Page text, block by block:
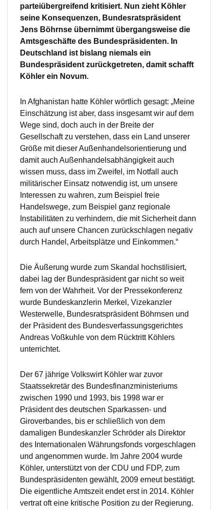
parteiübergreifend kritisiert. Nun zieht Köhler
seine Konsequenzen, Bundesratspräsident
Jens Böhrnse übernimmt übergangsweise die
Amtsgeschäfte des Bundespräsidenten. In
Deutschland ist bislang niemals ein
Bundespräsident zurückgetreten, damit schafft
Köhler ein Novum.
In Afghanistan hatte Köhler wörtlich gesagt: „Meine
Einschätzung ist aber, dass insgesamt wir auf dem
Wege sind, doch auch in der Breite der
Gesellschaft zu verstehen, dass ein Land unserer
Größe mit dieser Außenhandelsorientierung und
damit auch Außenhandelsabhängigkeit auch
wissen muss, dass im Zweifel, im Notfall auch
militärischer Einsatz notwendig ist, um unsere
Interessen zu wahren, zum Beispiel freie
Handelswege, zum Beispiel ganz regionale
Instabilitäten zu verhindern, die mit Sicherheit dann
auch auf unsere Chancen zurückschlagen negativ
durch Handel, Arbeitsplätze und Einkommen.“
Die Äußerung wurde zum Skandal hochstilisiert,
dabei lag der Bundespräsident gar nicht so weit
fern von der Wahrheit. Vor der Pressekonferenz
wurde Bundeskanzlerin Merkel, Vizekanzler
Westerwelle, Bundesratspräsident Böhrnsen und
der Präsident des Bundesverfassungsgerichtes
Andreas Voßkuhle von dem Rücktritt Köhlers
unterrichtet.
Der 67 jährige Volkswirt Köhler war zuvor
Staatssekretär des Bundesfinanzministeriums
zwischen 1990 und 1993, bis 1998 war er
Präsident des deutschen Sparkassen- und
Giroverbandes, bis er schließlich von dem
damaligen Bundeskanzler Schröder als Direktor
des Internationalen Währungsfonds vorgeschlagen
und angenommen wurde. Im Jahre 2004 wurde
Köhler, unterstützt von der CDU und FDP, zum
Bundespräsidenten gewählt, 2009 erneut bestätigt.
Die eigentliche Amtszeit endet erst in 2014. Köhler
vertrat oft eine kritische Position zu der Regierung.